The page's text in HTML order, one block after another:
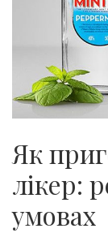
Як
лікер:
умовах